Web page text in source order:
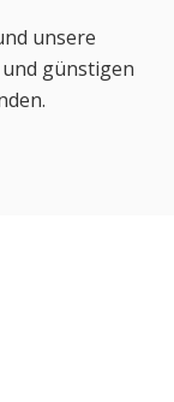
unsere
günstigen